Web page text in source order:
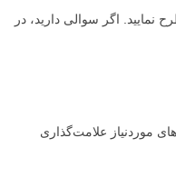
نمایید. اگر سوالی دارید، در
موردنیاز علامت‌گذاری